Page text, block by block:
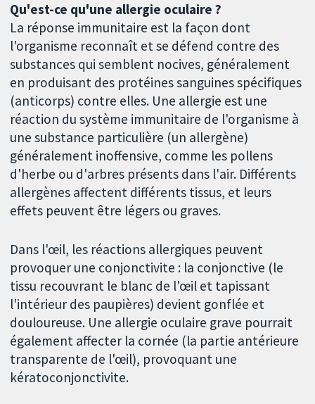
Qu'est-ce qu'une allergie oculaire ?
La réponse immunitaire est la façon dont
l'organisme reconnaît et se défend contre des
substances qui semblent nocives, généralement
en produisant des protéines sanguines spécifiques
(anticorps) contre elles. Une allergie est une
réaction du système immunitaire de l'organisme à
une substance particulière (un allergène)
généralement inoffensive, comme les pollens
d'herbe ou d'arbres présents dans l'air. Différents
allergènes affectent différents tissus, et leurs
effets peuvent être légers ou graves.
Dans l'œil, les réactions allergiques peuvent
provoquer une conjonctivite : la conjonctive (le
tissu recouvrant le blanc de l'œil et tapissant
l'intérieur des paupières) devient gonflée et
douloureuse. Une allergie oculaire grave pourrait
également affecter la cornée (la partie antérieure
transparente de l'œil), provoquant une
kératoconjonctivite.